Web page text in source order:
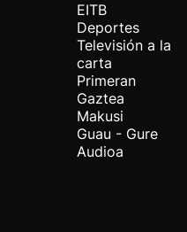
EITB
Deportes
Televisión a la
carta
Primeran
Gaztea
Makusi
Guau - Gure
Audioa